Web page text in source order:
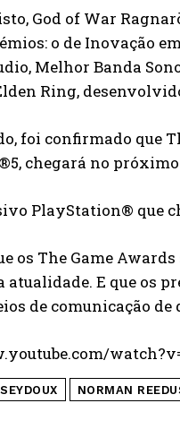
God of War
o de Inovação
Melhor Banda
Ring,
foi confirmado que
chegará no próximo
PlayStation® que
os The Game
atualidade. E que os
de comunicação de
NORMAN